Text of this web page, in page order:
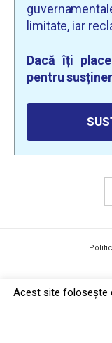
limitate, iar
Dacă îți
pentru
Acest site foloseşte